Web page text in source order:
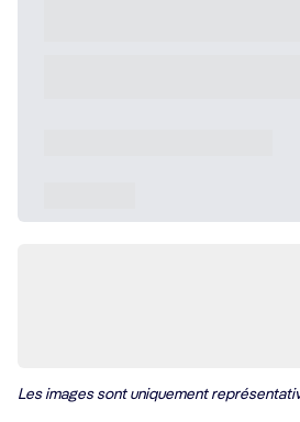
Les images sont uniquement